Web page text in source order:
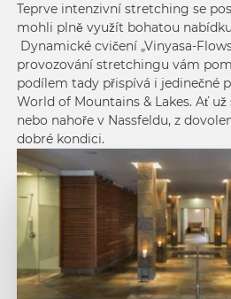
Teprve intenzivní stretching se
mohli plně využít bohatou
Dynamické cvičení „Vinyasa-
provozování stretchingu vám
podílem tady přispívá i jedinečné
World of Mountains & Lakes. Ať
nebo nahoře v Nassfeldu, z
dobré kondici.